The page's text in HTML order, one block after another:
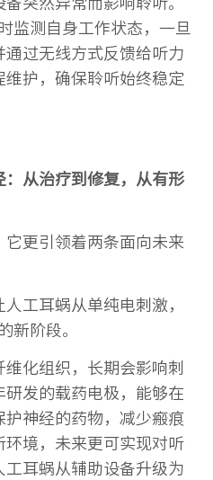
监测自身工作状态，一旦
过无线方式反馈给听力
护，确保聆听始终稳定
从治疗到修复，从有形
更引领着两条面向未来
人工耳蜗从单纯电刺激，
新阶段。
化组织，长期会影响刺
发的载药电极，能够在
神经的药物，减少瘢痕
境，未来更可实现对听
耳蜗从辅助设备升级为